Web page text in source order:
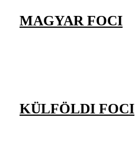
MAGYAR FOCI
KÜLFÖLDI FOCI